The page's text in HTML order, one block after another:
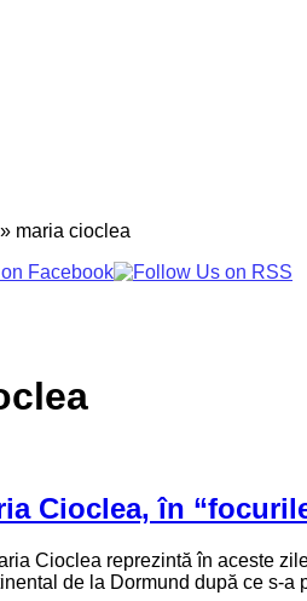
» maria cioclea
Cioclea, în
Cioclea reprezintă în aceste
de la Dormund după ce s-